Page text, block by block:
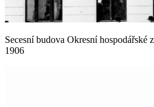
Secesní budova Okresní hospodářské
1906